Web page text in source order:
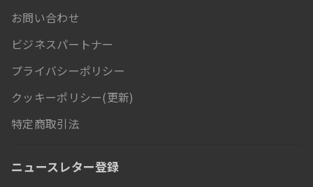
お問い合わせ
ビジネスパートナー
プライバシーポリシー
クッキーポリシー(更新)
特定商取引法
ニュースレター登録